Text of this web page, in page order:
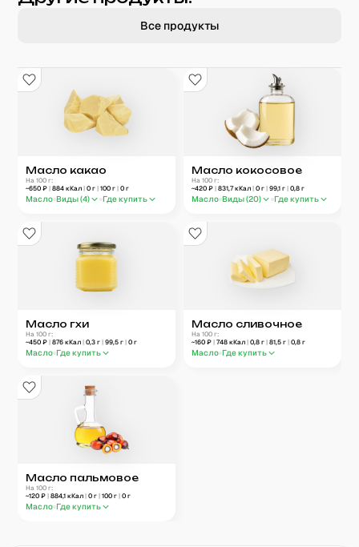
Все продукты
Масло какао
На 100 г:
~650 ₽| 884 кКал| 0 г| 100 г| 0 г
Масло Виды (4) Где купить
Масло кокосовое
На 100 г:
~420 ₽ | 831,7кКал | 0 г | 99,1 г | 0,8 г
Масло Виды (20) Где купить
Масло гхи
На 100 г:
~450 ₽| 876 кКал| 0,3 г| 99,5 г| 0 г
Масло Где купить
Масло сливочное
На 100 г:
~160 ₽ | 748 кКал | 0,8 г | 81,5 г | 0,8 г
Масло Где купить
Масло пальмовое
На 100 г:
~120 ₽| 884,1 кКал| 0 г| 100 г| 0 г
Масло Где купить